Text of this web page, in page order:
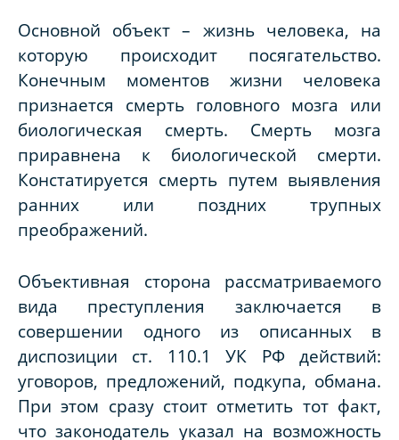
Основной объект – жизнь человека, на
которую происходит посягательство.
Конечным моментов жизни человека
признается смерть головного мозга или
биологическая смерть. Смерть мозга
приравнена к биологической смерти.
Констатируется смерть путем выявления
ранних или поздних трупных
преображений.
Объективная сторона рассматриваемого
вида преступления заключается в
совершении одного из описанных в
диспозиции ст. 110.1 УК РФ действий:
уговоров, предложений, подкупа, обмана.
При этом сразу стоит отметить тот факт,
что законодатель указал на возможность